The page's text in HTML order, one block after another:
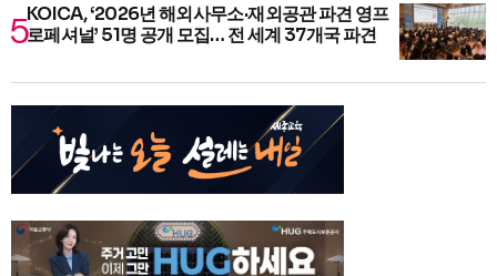
KOICA, ‘2026년 해외사무소·재외공관 파견 영프
로페셔널’ 51명 공개 모집… 전 세계 37개국 파견